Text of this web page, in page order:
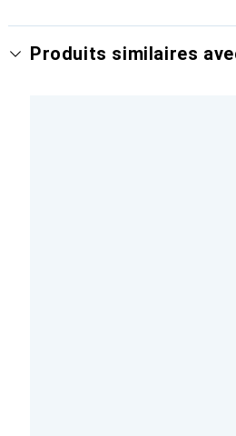
Produits similaires